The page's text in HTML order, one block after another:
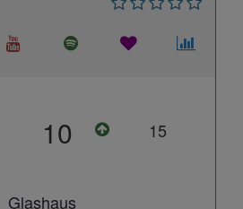
10 15
Glashaus